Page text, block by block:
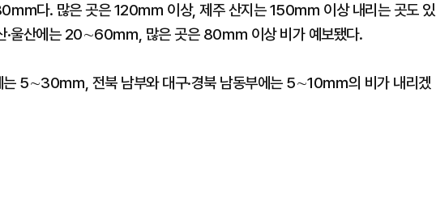
㎜다. 많은 곳은 120㎜ 이상, 제주 산지는 150㎜ 이상 내리는 곳도 있
산·울산에는 20∼60㎜, 많은 곳은 80㎜ 이상 비가 예보됐다.
는 5∼30㎜, 전북 남부와 대구·경북 남동부에는 5∼10㎜의 비가 내리겠